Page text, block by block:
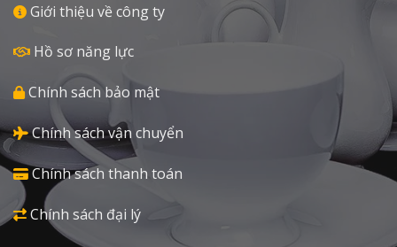
Giới thiệu về công ty
Hồ sơ năng lực
Chính sách bảo mật
Chính sách vận chuyển
Chính sách thanh toán
Chính sách đại lý